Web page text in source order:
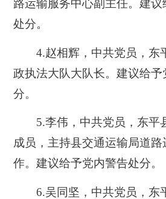
路运输服务中心副主任。建
处分。
4.赵相辉，中共党员，东
政执法大队大队长。建议给予
分。
5.李伟，中共党员，东平
成员，主持县交通运输局道
作。建议给予党内警告处分。
6.吴同坚，中共党员，东